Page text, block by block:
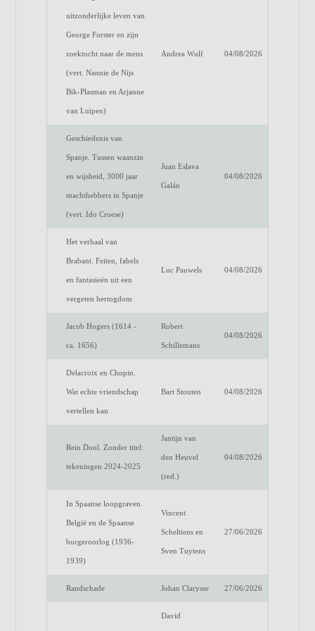
uitzonderlijke leven van
George Forster en zijn
zoektocht naar de mens
(vert. Nannie de Nijs
Bik-Plasman en Arjanne
van Luipen)
Andrea Wulf 04/08/2026
Geschiedenis van
Spanje. Tussen waanzin
en wijsheid, 3000 jaar
machthebbers in Spanje
(vert. Ido Croese)
Juan Eslava
Galán
04/08/2026
Het verhaal van
Brabant. Feiten, fabels
en fantasieën uit een
vergeten hertogdom
Luc Pauwels 04/08/2026
Jacob Hogers (1614 -
ca. 1656)
Robert
Schillemans
04/08/2026
Delacroix en Chopin.
Wat echte vriendschap
vertellen kan
Bart Stouten 04/08/2026
Rein Dool. Zonder titel:
tekeningen 2024-2025
Jantijn van
den Heuvel
(red.)
04/08/2026
In Spaanse loopgraven.
België en de Spaanse
burgeroorlog (1936-
1939)
Vincent
Scheltiens en
Sven Tuytens
27/06/2026
Randschade Johan Clarysse 27/06/2026
David